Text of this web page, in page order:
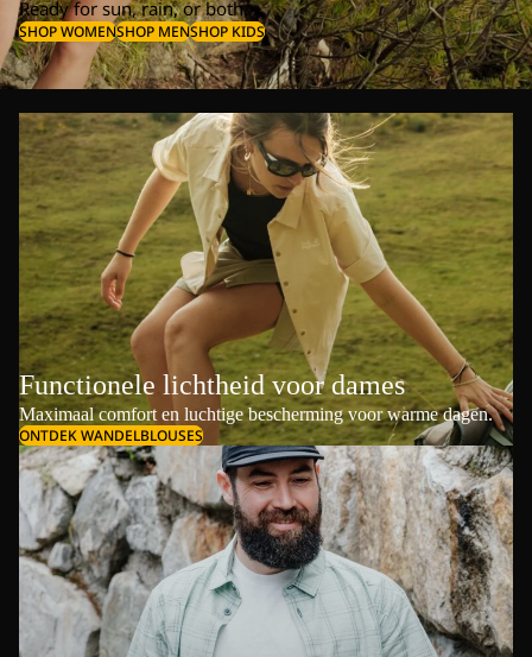
Ready for sun, rain, or both.
SHOP WOMENSHOP MENSHOP KIDS
Functionele lichtheid voor dames
Maximaal comfort en luchtige bescherming voor warme dagen.
ONTDEK WANDELBLOUSES